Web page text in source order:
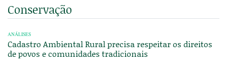
Conservação
ANÁLISES
Cadastro Ambiental Rural precisa respeitar os direitos
de povos e comunidades tradicionais